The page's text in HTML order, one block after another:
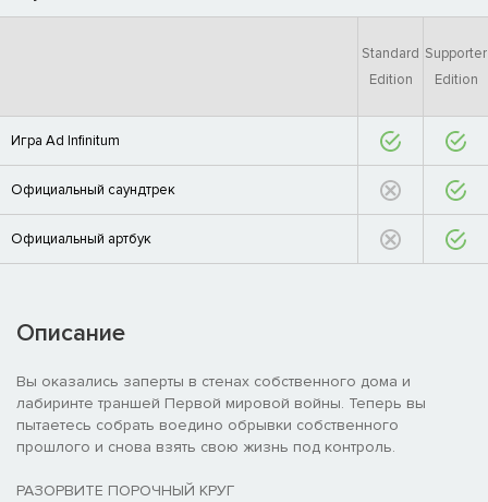
Standard
Edition
Supporter
Edition
Игра Ad Infinitum
Официальный саундтрек
Официальный артбук
Описание
Вы оказались заперты в стенах собственного дома и
лабиринте траншей Первой мировой войны. Теперь вы
пытаетесь собрать воедино обрывки собственного
прошлого и снова взять свою жизнь под контроль.
РАЗОРВИТЕ ПОРОЧНЫЙ КРУГ